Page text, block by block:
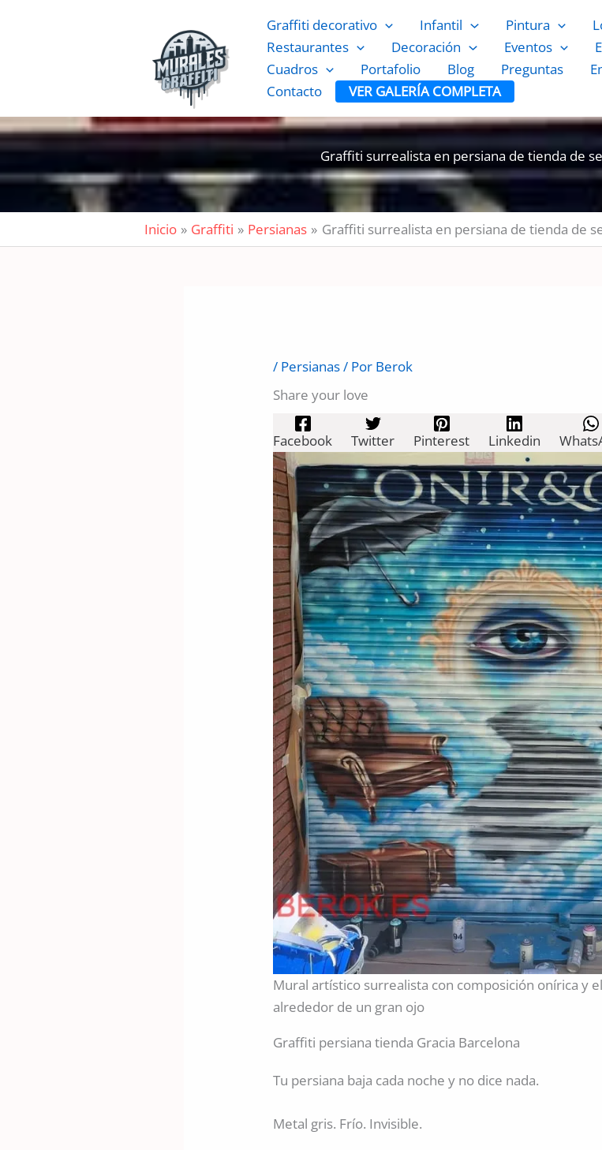
Graffiti decorativo Infantil Pintura
Restaurantes
Decoración Eventos
Cuadros
Portafolio Blog Preguntas
Contacto
VER GALERÍA COMPLETA
Graffiti surrealista en persiana de tienda de
Inicio Graffiti Persianas Graffiti surrealista en persiana de tienda de
/ Persianas/ Por Berok
Share your love
Facebook Twitter Pinterest Linkedin
Mural artístico surrealista con composición onírica y
alrededor de un gran ojo
Graffiti persiana tienda Gracia Barcelona
Tu persiana baja cada noche y no dice nada.
Metal gris. Frío. Invisible.